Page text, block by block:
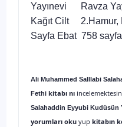
Yayınevi Ravza
Kağıt Cilt 2.Hamur,
Sayfa Ebat 758
Ali Muhammed Salllabi
Fethi kitabı nı
Salahaddin Eyyubi Kudüsün
yorumları oku yup kitabın